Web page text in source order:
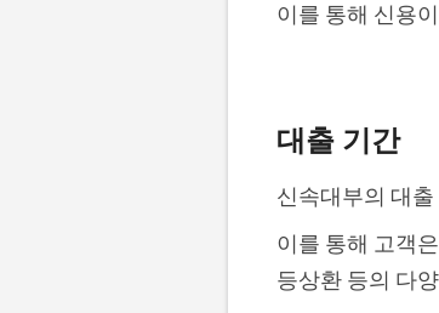
이를 통해 신용
대출 기간
신속대부의 대
이를 통해 고객
등상환 등의 다